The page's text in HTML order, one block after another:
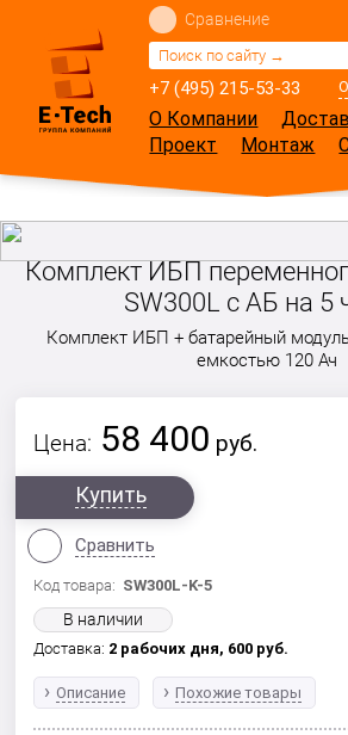
+7 (495) 215-53-33
Сравнение
О Компании
Проект
Монтаж
Комплект ИБП
SW300L с АБ на 5
Комплект ИБП + батарейный
емкостью 120 Ач
Цена: 58 400 руб.
Купить
Сравнить
Код товара: SW300L-K-5
В наличии
Доставка: 2 рабочих дня, 600 руб.
Описание Похожие товары